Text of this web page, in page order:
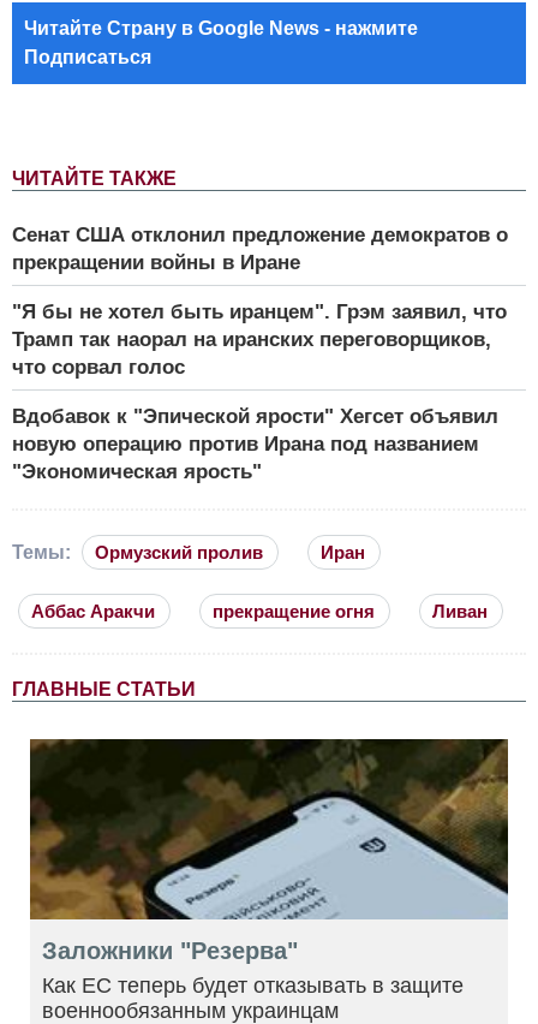
ЧИТАЙТЕ ТАКЖЕ
Сенат США отклонил предложение демократов о
прекращении войны в Иране
"Я бы не хотел быть иранцем". Грэм заявил, что
Трамп так наорал на иранских переговорщиков,
что сорвал голос
Вдобавок к "Эпической ярости" Хегсет объявил
новую операцию против Ирана под названием
"Экономическая ярость"
Читайте Страну в Google News - нажмите
Подписаться
Темы: Ормузский пролив Иран
Аббас Аракчи прекращение огня Ливан
ГЛАВНЫЕ СТАТЬИ
Заложники "Резерва"
Как ЕС теперь будет отказывать в защите
военнообязанным украинцам